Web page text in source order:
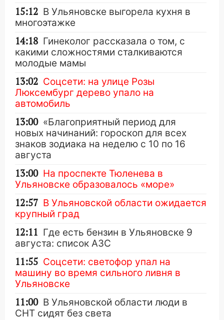
15:12 В Ульяновске выгорела кухня в
многоэтажке
14:18 Гинеколог рассказала о том, с
какими сложностями сталкиваются
молодые мамы
13:02 Соцсети: на улице Розы
Люксембург дерево упало на
автомобиль
13:00 «Благоприятный период для
новых начинаний: гороскоп для всех
знаков зодиака на неделю с 10 по 16
августа
13:00 На проспекте Тюленева в
Ульяновске образовалось «море»
12:57 В Ульяновской области ожидается
крупный град
12:11 Где есть бензин в Ульяновске 9
августа: список АЗС
11:55 Соцсети: светофор упал на
машину во время сильного ливня в
Ульяновске
11:00 В Ульяновской области люди в
СНТ сидят без света